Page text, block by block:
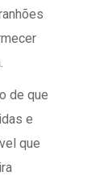
de que
e
que